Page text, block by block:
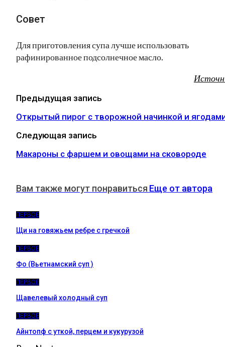
Совет
Для приготовления супа лучше использовать
рафинированное подсолнечное масло.
Предыдущая запись
Открытый пирог с творожной начинкой и
Следующая запись
Макароны с фаршем и овощами на сковороде
Вам также могут понравиться Еще от автора
ПЕРВОЕ
Щи на говяжьем ребре с гречкой
ПЕРВОЕ
Фо (Вьетнамский суп )
ПЕРВОЕ
Щавелевый холодный суп
ПЕРВОЕ
Айнтопф с уткой, перцем и кукурузой